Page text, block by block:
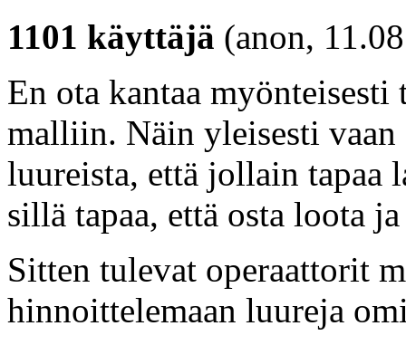
1101 käyttäjä (anon,
En ota kantaa
malliin. Näin yleisesti
luureista, että jollain tapaa
sillä tapaa, että osta loota
Sitten tulevat operaattorit
hinnoittelemaan luureja